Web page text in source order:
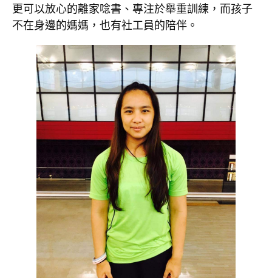
更可以放心的離家唸書、專注於舉重訓練，而孩子
不在身邊的媽媽，也有社工員的陪伴。